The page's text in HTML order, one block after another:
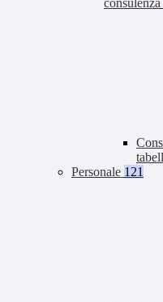
consulenza
Personale 121